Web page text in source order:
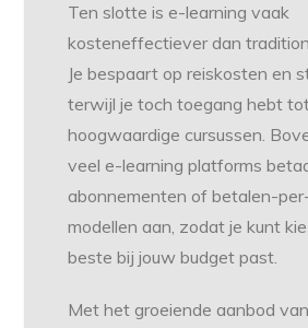
Ten slotte is e-learning vaak
kosteneffectiever dan
Je bespaart op reiskosten en
terwijl je toch toegang hebt
hoogwaardige cursussen.
veel e-learning platforms
abonnementen of betalen-
modellen aan, zodat je kunt
beste bij jouw budget past.
Met het groeiende aanbod